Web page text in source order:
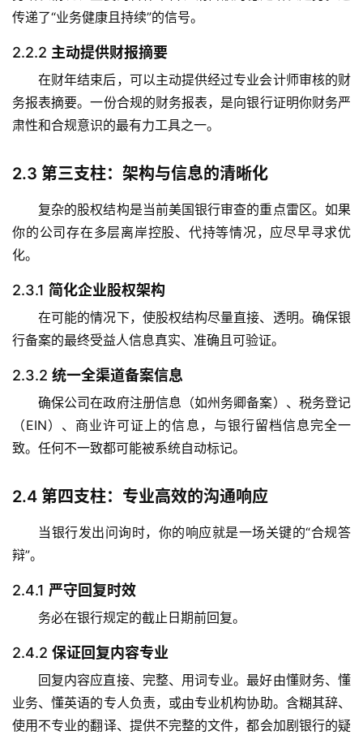
传递了“业务健康且持续”的信号。
2.2.2 主动提供财报摘要
在财年结束后，可以主动提供经过专业会计师审核的财
务报表摘要。一份合规的财务报表，是向银行证明你财务严
肃性和合规意识的最有力工具之一。
2.3 第三支柱：架构与信息的清晰化
复杂的股权结构是当前美国银行审查的重点雷区。如果
你的公司存在多层离岸控股、代持等情况，应尽早寻求优
化。
2.3.1 简化企业股权架构
在可能的情况下，使股权结构尽量直接、透明。确保银
行备案的最终受益人信息真实、准确且可验证。
2.3.2 统一全渠道备案信息
确保公司在政府注册信息（如州务卿备案）、税务登记
（EIN）、商业许可证上的信息，与银行留档信息完全一
致。任何不一致都可能被系统自动标记。
2.4 第四支柱：专业高效的沟通响应
当银行发出问询时，你的响应就是一场关键的“合规答
辩”。
2.4.1 严守回复时效
务必在银行规定的截止日期前回复。
2.4.2 保证回复内容专业
回复内容应直接、完整、用词专业。最好由懂财务、懂
业务、懂英语的专人负责，或由专业机构协助。含糊其辞、
使用不专业的翻译、提供不完整的文件，都会加剧银行的疑